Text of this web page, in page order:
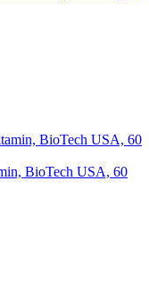
BioTech USA, 60